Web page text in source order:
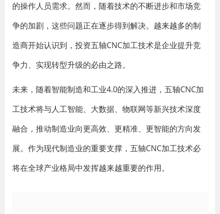
的操作人员需求。然而，随着技术的不断进步和市场竞
争的加剧，这些问题正在逐步得到解决。越来越多的制
造商开始认识到，投资五轴CNC加工技术是企业提升竞
争力、实现转型升级的必由之路。
未来，随着智能制造和工业4.0的深入推进，五轴CNC加
工技术将与人工智能、大数据、物联网等新兴技术深度
融合，推动制造业向更高效、更精准、更智能的方向发
展。作为现代制造业的重要支撑，五轴CNC加工技术必
将在全球产业格局中发挥越来越重要的作用。